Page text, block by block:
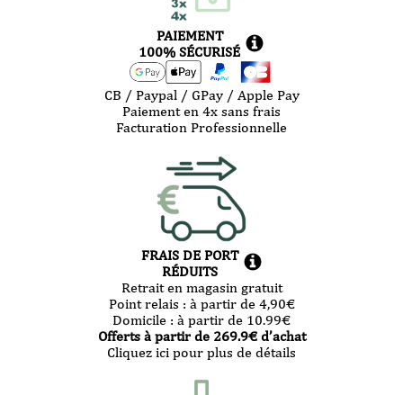
PAIEMENT
100% SÉCURISÉ
CB / Paypal / GPay / Apple Pay
Paiement en 4x sans frais
Facturation Professionnelle
FRAIS DE PORT
RÉDUITS
Retrait en magasin gratuit
Point relais : à partir de 4,90€
Domicile : à partir de 10.99€
Offerts à partir de 269.9€ d’achat
Cliquez ici pour plus de détails